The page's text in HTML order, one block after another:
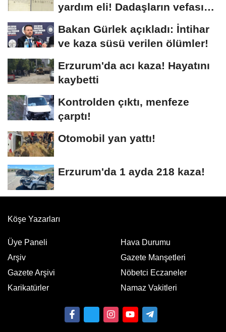
yardım eli! Dadaşların vefası
Bakan Gürlek açıkladı: İntihar
ve kaza süsü verilen ölümler!
Erzurum'da acı kaza! Hayatını
kaybetti
Kontrolden çıktı, menfeze
çarptı!
Otomobil yan yattı!
Erzurum'da 1 ayda 218 kaza!
Köşe Yazarları
Üye Paneli
Arşiv
Gazete Arşivi
Karikatürler
Hava Durumu
Gazete Manşetleri
Nöbetci Eczaneler
Namaz Vakitleri